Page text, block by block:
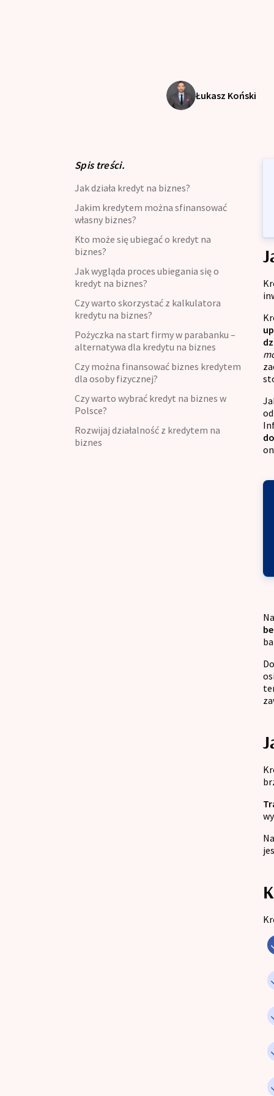
Kredyt gotówkowy
Zdolność Kredytowa
Kredyt preferencyjny
Kalkulator kredytowy
Kredyt bez zaświadczenia
Kredyt konsumpcyjny
Kredyt refinansowy
Kredyt na umowę zlecenie
Łukasz Koński
Spis treści.
Jak działa kredyt na biznes?
Jakim kredytem można sfinansować
własny biznes?
Kto może się ubiegać o kredyt na
biznes?
Jak wygląda proces ubiegania się o
kredyt na biznes?
Czy warto skorzystać z kalkulatora
kredytu na biznes?
Pożyczka na start firmy w parabanku –
alternatywa dla kredytu na biznes
Czy można finansować biznes kredytem
dla osoby fizycznej?
Czy warto wybrać kredyt na biznes w
Polsce?
Rozwijaj działalność z kredytem na
biznes